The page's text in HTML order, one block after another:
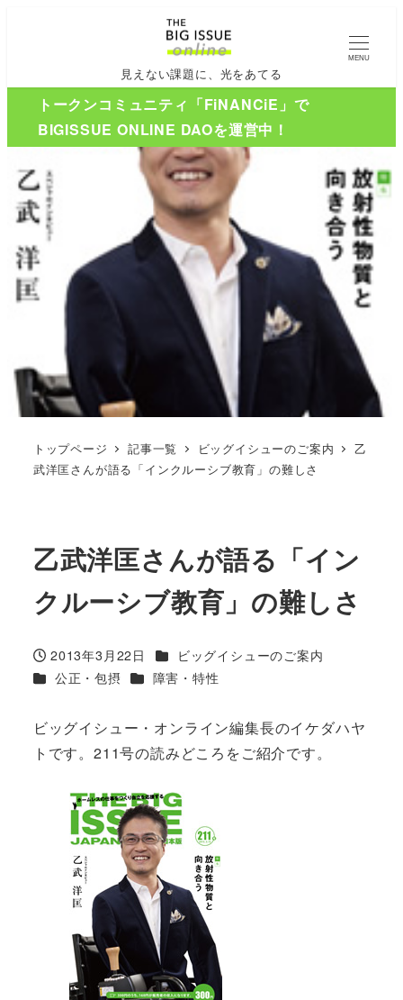
見えない課題に、光をあてる
MENU
トークンコミュニティ「FiNANCiE」で
BIGISSUE ONLINE DAOを運営中！
トップページ 記事一覧 ビッグイシューのご案内
乙
武洋匡さんが語る「インクルーシブ教育」の難しさ
乙武洋匡さんが語る「イン
クルーシブ教育」の難しさ
投稿日
2013年3月22日 カテゴリー
ビッグイシューのご案内
カテゴリー
公正・包摂 カテゴリー
障害・特性
ビッグイシュー・オンライン編集長のイケダハヤ
トです。211号の読みどころをご紹介です。